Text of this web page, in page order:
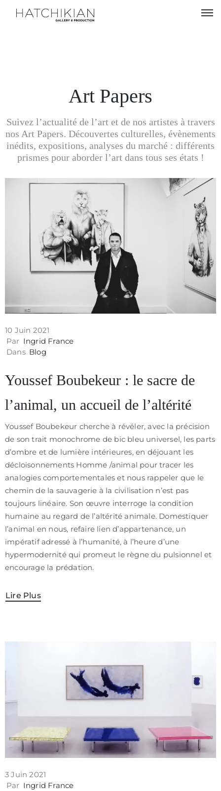
Visitez
notre
Art
Magazine
Politique
confidentialité
CGV
Art Papers
Suivez l’actualité de l’art et de nos artistes à travers
nos Art Papers. Découvertes culturelles, évènements
inédits, expositions, analyses du marché : différents
prismes pour aborder l’art dans tous ses états !
10 Juin 2021
Par Ingrid France
Dans Blog
Youssef Boubekeur : le sacre de
l’animal, un accueil de l’altérité
Youssef Boubekeur cherche à révéler, avec la précision
de son trait monochrome de bic bleu universel, les parts
d’ombre et de lumière intérieures, en déjouant les
décloisonnements Homme /animal pour tracer les
analogies comportementales et nous rappeler que le
chemin de la sauvagerie à la civilisation n’est pas
toujours linéaire. Son œuvre interroge la condition
humaine au regard de l’altérité animale. Domestiquer
l’animal en nous, refaire lien d’appartenance, un
impératif adressé à l’humanité, à l’heure d’une
hypermodernité qui promeut le règne du pulsionnel et
encourage la prédation.
Lire Plus
3 Juin 2021
Par Ingrid France